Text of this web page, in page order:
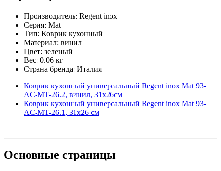
Производитель: Regent inox
Серия: Mat
Тип: Коврик кухонный
Материал: винил
Цвет: зеленый
Вес: 0.06 кг
Страна бренда: Италия
Коврик кухонный универсальный Regent inox Mat 93-
AC-MT-26.2, винил, 31х26см
Коврик кухонный универсальный Regent inox Mat 93-
AC-MT-26.1, 31х26 см
Основные страницы